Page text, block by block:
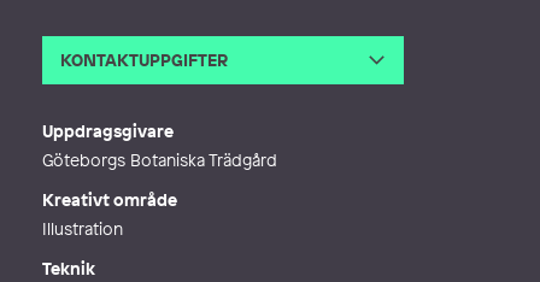
KONTAKTUPPGIFTER
Uppdragsgivare
Göteborgs Botaniska Trädgård
Kreativt område
Illustration
Teknik